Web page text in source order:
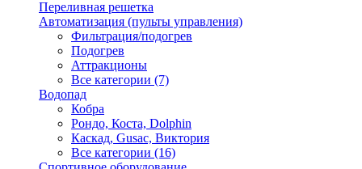
Переливная решетка
Автоматизация (пульты управления)
Фильтрация/подогрев
Подогрев
Аттракционы
Все категории (7)
Водопад
Кобра
Рондо, Коста, Dolphin
Каскад, Gusac, Виктория
Все категории (16)